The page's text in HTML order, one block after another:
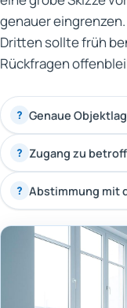
genauer
Dritten sollte früh
Rückfragen
? Genaue
? Zugang zu
? Abstimmung mit